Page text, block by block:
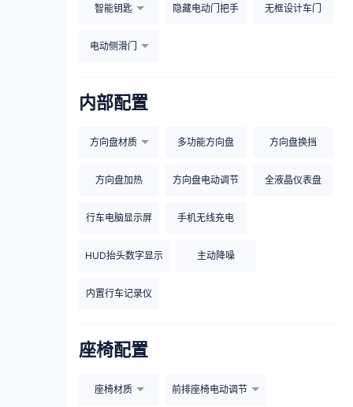
智能钥匙 隐藏电动门把手 无框设计车门
电动侧滑门
内部配置
方向盘材质 多功能方向盘 方向盘换挡
方向盘加热 方向盘电动调节 全液晶仪表盘
行车电脑显示屏 手机无线充电
HUD抬头数字显示 主动降噪
内置行车记录仪
座椅配置
座椅材质 前排座椅电动调节